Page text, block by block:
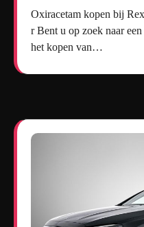
Oxiracetam kopen bij Rexar Oxiracetam kopen bij Rexa
r Bent u op zoek naar
het kopen van…